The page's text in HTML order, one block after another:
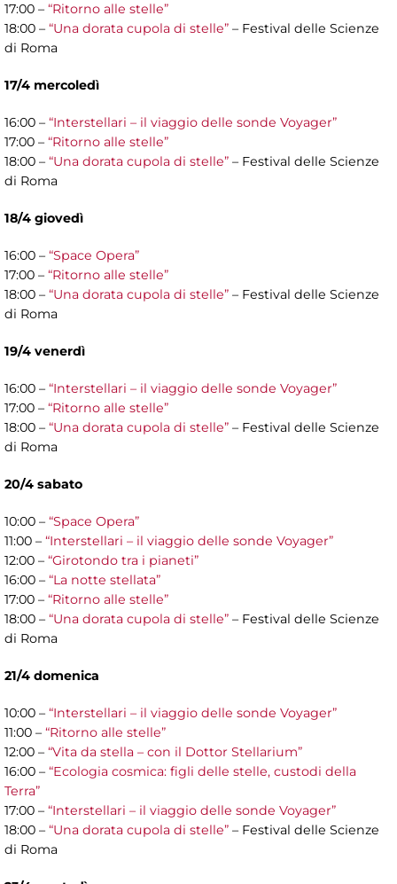
17:00 – “Ritorno alle stelle”
18:00 – “Una dorata cupola di stelle” – Festival delle Scienze
di Roma
17/4 mercoledì
16:00 – “Interstellari – il viaggio delle sonde Voyager”
17:00 – “Ritorno alle stelle”
18:00 – “Una dorata cupola di stelle” – Festival delle Scienze
di Roma
18/4 giovedì
16:00 – “Space Opera”
17:00 – “Ritorno alle stelle”
18:00 – “Una dorata cupola di stelle” – Festival delle Scienze
di Roma
19/4 venerdì
16:00 – “Interstellari – il viaggio delle sonde Voyager”
17:00 – “Ritorno alle stelle”
18:00 – “Una dorata cupola di stelle” – Festival delle Scienze
di Roma
20/4 sabato
10:00 – “Space Opera”
11:00 – “Interstellari – il viaggio delle sonde Voyager”
12:00 – “Girotondo tra i pianeti”
16:00 – “La notte stellata”
17:00 – “Ritorno alle stelle”
18:00 – “Una dorata cupola di stelle” – Festival delle Scienze
di Roma
21/4 domenica
10:00 – “Interstellari – il viaggio delle sonde Voyager”
11:00 – “Ritorno alle stelle”
12:00 – “Vita da stella – con il Dottor Stellarium”
16:00 – “Ecologia cosmica: figli delle stelle, custodi della
Terra”
17:00 – “Interstellari – il viaggio delle sonde Voyager”
18:00 – “Una dorata cupola di stelle” – Festival delle Scienze
di Roma